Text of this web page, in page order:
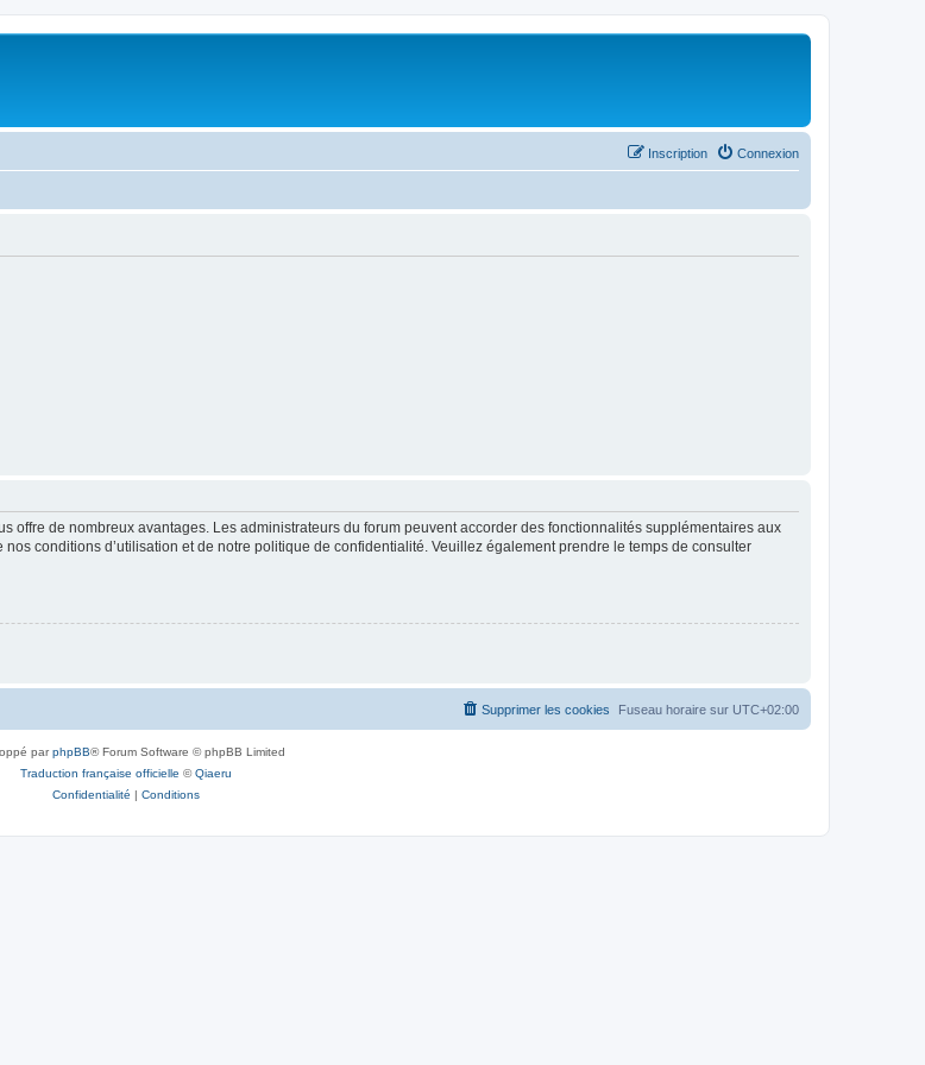
Connexion
Inscription
offre de nombreux avantages. Les administrateurs du forum peuvent accorder des fonctionnalités supplémentaires aux
conditions d’utilisation et de notre politique de confidentialité. Veuillez également prendre le temps de consulter
Fuseau horaire sur UTC+02:00
Supprimer les cookies
parphpBB® Forum Software © phpBB Limited
Traduction française officielle ©Qiaeru
Confidentialité | Conditions